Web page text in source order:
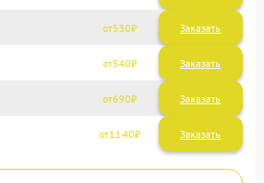
530
540
690
1140